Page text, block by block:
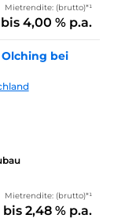
Mietrendite: (brutto)*¹
bis 4,00 % p.a.
bei
Mietrendite: (brutto)*¹
bis 2,48 % p.a.